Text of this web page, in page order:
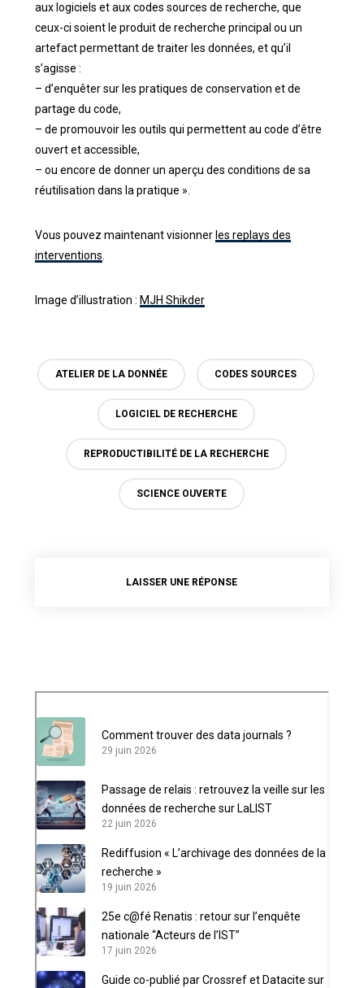
aux logiciels et aux codes sources de recherche, que
ceux-ci soient le produit de recherche principal ou un
artefact permettant de traiter les données, et qu’il
s’agisse :
– d’enquêter sur les pratiques de conservation et de
partage du code,
– de promouvoir les outils qui permettent au code d’être
ouvert et accessible,
– ou encore de donner un aperçu des conditions de sa
réutilisation dans la pratique ».
Vous pouvez maintenant visionner les replays des
interventions
Image d’illustration : MJH Shikder
ATELIER DE LA DONNÉE CODES SOURCES
LOGICIEL DE RECHERCHE
REPRODUCTIBILITÉ DE LA RECHERCHE
SCIENCE OUVERTE
LAISSER UNE RÉPONSE
Comment trouver des data journals ?
29 juin 2026
Passage de relais : retrouvez la veille sur les
données de recherche sur LaLIST
22 juin 2026
Rediffusion « L’archivage des données de la
recherche »
19 juin 2026
25e c@fé Renatis : retour sur l’enquête
nationale “Acteurs de l’IST”
17 juin 2026
Guide co-publié par Crossref et Datacite sur